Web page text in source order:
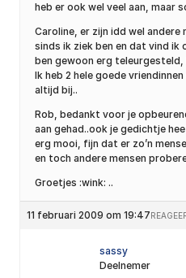
heb er ook wel veel aan, maar
Caroline, er zijn idd wel andere
sinds ik ziek ben en dat vind ik
ben gewoon erg
Ik heb 2 hele goede
altijd bij..
Rob, bedankt voor je
aan gehad..ook je gedichtje
erg mooi, fijn dat er zo’n
en toch andere mensen
Groetjes :wink: ..
11 februari 2009 om 19:47
sassy
Deelnemer